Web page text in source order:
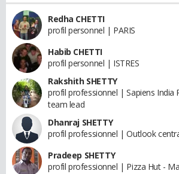
Redha CHETTI
profil personnel | PARIS
Habib CHETTI
profil personnel | ISTRES
Rakshith SHETTY
profil professionnel | Sapiens India
team lead
Dhanraj SHETTY
profil professionnel | Outlook
Pradeep SHETTY
profil professionnel | Pizza Hut -